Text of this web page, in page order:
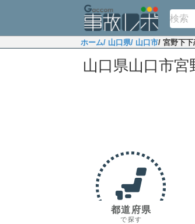
ホーム/ 山口県/ 山口市/ 宮野下下
山口県山口市
都道府県
で探す